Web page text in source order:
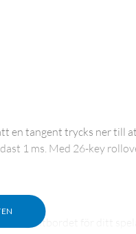
en tangent trycks ner till
1 ms. Med 26-key
för ditt